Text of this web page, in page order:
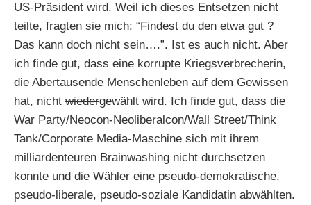
US-Präsident wird. Weil ich dieses Entsetzen nicht
teilte, fragten sie mich: “Findest du den etwa gut ?
Das kann doch nicht sein….”. Ist es auch nicht. Aber
ich finde gut, dass eine korrupte Kriegsverbrecherin,
die Abertausende Menschenleben auf dem Gewissen
hat, nicht wiedergewählt wird. Ich finde gut, dass die
War Party/Neocon-Neoliberalcon/Wall Street/Think
Tank/Corporate Media-Maschine sich mit ihrem
milliardenteuren Brainwashing nicht durchsetzen
konnte und die Wähler eine pseudo-demokratische,
pseudo-liberale, pseudo-soziale Kandidatin abwählten.